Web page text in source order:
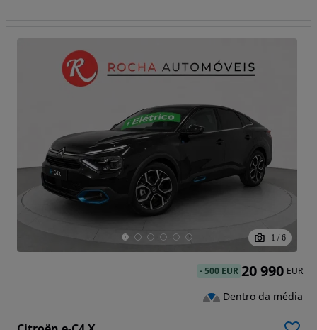
1 / 6
-500 EUR 20 990 EUR
Dentro da média